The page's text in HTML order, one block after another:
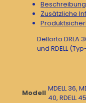
Beschreibung
Zusätzliche
Dellorto DRLA
und RDELL
Modell MDELL 36,
40, RDELL